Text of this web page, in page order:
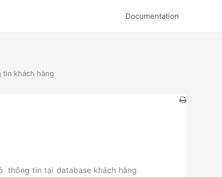
Documentation
tin khách hàng
tin tại database khách hàng